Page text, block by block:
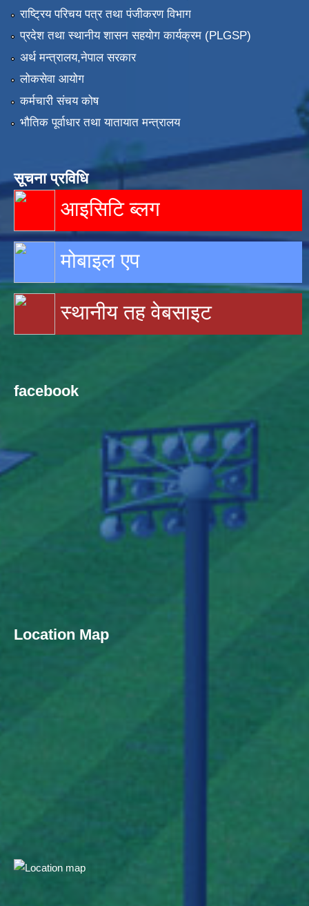
राष्ट्रिय परिचय पत्र तथा पंजीकरण विभाग
प्रदेश तथा स्थानीय शासन सहयोग कार्यक्रम (PLGSP)
अर्थ मन्त्रालय,नेपाल सरकार
लोकसेवा आयोग
कर्मचारी संचय कोष
भौतिक पूर्वाधार तथा यातायात मन्त्रालय
सूचना प्रविधि
आइसिटि ब्लग
मोबाइल एप
स्थानीय तह वेबसाइट
facebook
Location Map